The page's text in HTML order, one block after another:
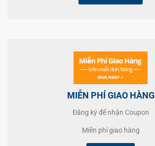
MIỄN PHÍ GIAO HÀNG
Đăng ký để nhận Coupon
Miễn phí giao hàng